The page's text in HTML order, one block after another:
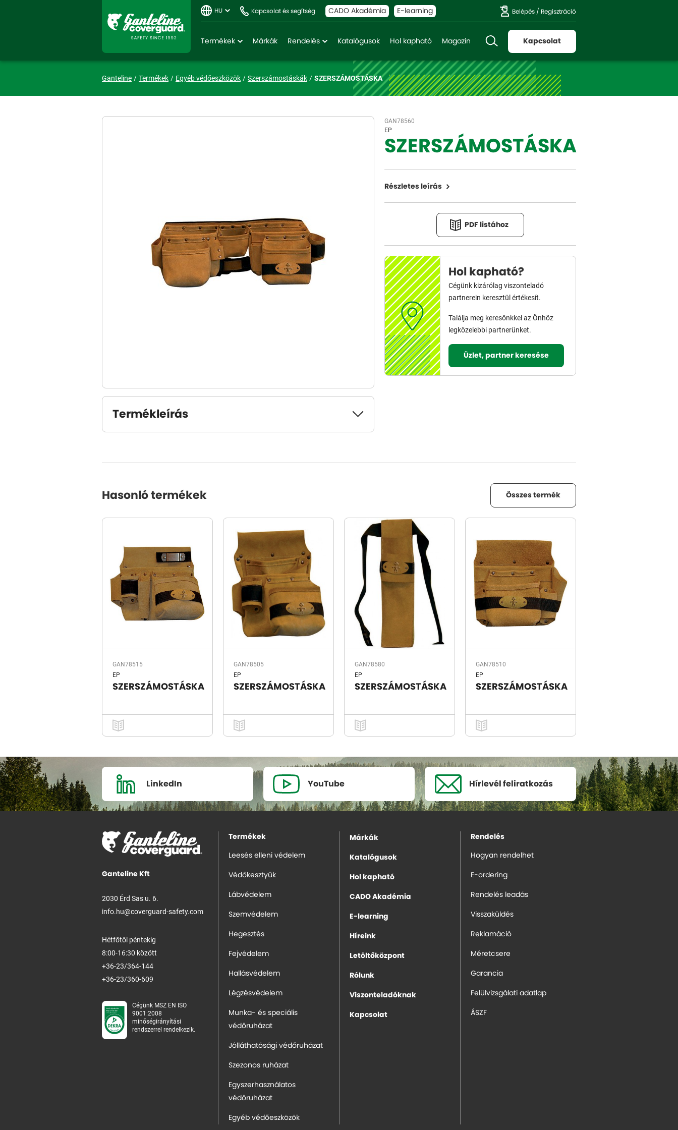
HU Kapcsolat és segítség CADO Akadémia E-learning Belépés / Regisztráció
Termékek Márkák Rendelés Katalógusok Hol kapható Magazin Kapcsolat
Ganteline Termékek Egyéb védőeszközök Szerszámostáskák SZERSZÁMOSTÁSKA
Termékleírás
GAN78560
EP
SZERSZÁMOSTÁSKA
Részletes leírás
PDF listához
Hol kapható?
Cégünk kizárólag viszonteladó
partnerein keresztül értékesít.
Találja meg keresőnkkel az Önhöz
legközelebbi partnerünket.
Üzlet, partner keresése
Hasonló termékek Összes termék
GAN78515
EP
SZERSZÁMOSTÁSKA
GAN78505
EP
SZERSZÁMOSTÁSKA
GAN78580
EP
SZERSZÁMOSTÁSKA
GAN78510
EP
SZERSZÁMOSTÁSKA
LinkedIn YouTube Hírlevél feliratkozás
Ganteline Kft
2030 Érd Sas u. 6.
info.hu@coverguard-safety.com
Hétfőtől péntekig
8:00-16:30 között
+36-23/364-144
+36-23/360-609
Cégünk MSZ EN ISO
9001:2008
minőségirányítási
rendszerrel rendelkezik.
Termékek
Leesés elleni védelem
Védőkesztyűk
Lábvédelem
Szemvédelem
Hegesztés
Fejvédelem
Hallásvédelem
Légzésvédelem
Munka- és speciális
védőruházat
Jólláthatósági védőruházat
Szezonos ruházat
Egyszerhasználatos
védőruházat
Egyéb védőeszközök
Márkák
Katalógusok
Hol kapható
CADO Akadémia
E-learning
Híreink
Letöltőközpont
Rólunk
Viszonteladóknak
Kapcsolat
Rendelés
Hogyan rendelhet
E-ordering
Rendelés leadás
Visszaküldés
Reklamáció
Méretcsere
Garancia
Felülvizsgálati adatlap
ÁSZF